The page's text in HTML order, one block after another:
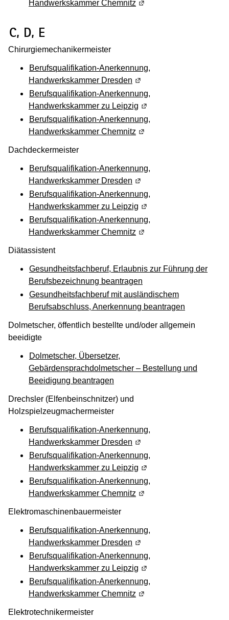
Handwerkskammer Chemnitz (Wird in einem neuen
(Wird in einem neuen Fenster
C, D, E
Chirurgiemechanikermeister
Berufsqualifikation-Anerkennung,
Handwerkskammer Dresden (Wird in einem neuen
Berufsqualifikation-Anerkennung,
Handwerkskammer zu Leipzig (Wird in einem neuen
Berufsqualifikation-Anerkennung,
Handwerkskammer Chemnitz (Wird in einem neuen
Dachdeckermeister
Berufsqualifikation-Anerkennung,
Handwerkskammer Dresden (Wird in einem neuen
Berufsqualifikation-Anerkennung,
Handwerkskammer zu Leipzig (Wird in einem neuen
Berufsqualifikation-Anerkennung,
Handwerkskammer Chemnitz (Wird in einem neuen
Diätassistent
Gesundheitsfachberuf, Erlaubnis zur Führung der
Berufsbezeichnung beantragen
Gesundheitsfachberuf mit ausländischem
Berufsabschluss, Anerkennung beantragen
Dolmetscher, öffentlich bestellte und/oder allgemein
beeidigte
Dolmetscher, Übersetzer,
Gebärdensprachdolmetscher – Bestellung und
Beeidigung beantragen
Drechsler (Elfenbeinschnitzer) und
Holzspielzeugmachermeister
Berufsqualifikation-Anerkennung,
Handwerkskammer Dresden (Wird in einem neuen
Berufsqualifikation-Anerkennung,
Handwerkskammer zu Leipzig (Wird in einem neuen
Berufsqualifikation-Anerkennung,
Handwerkskammer Chemnitz (Wird in einem neuen
Elektromaschinenbauermeister
Berufsqualifikation-Anerkennung,
Handwerkskammer Dresden (Wird in einem neuen
Berufsqualifikation-Anerkennung,
Handwerkskammer zu Leipzig (Wird in einem neuen
Berufsqualifikation-Anerkennung,
Handwerkskammer Chemnitz (Wird in einem neuen
Elektrotechnikermeister